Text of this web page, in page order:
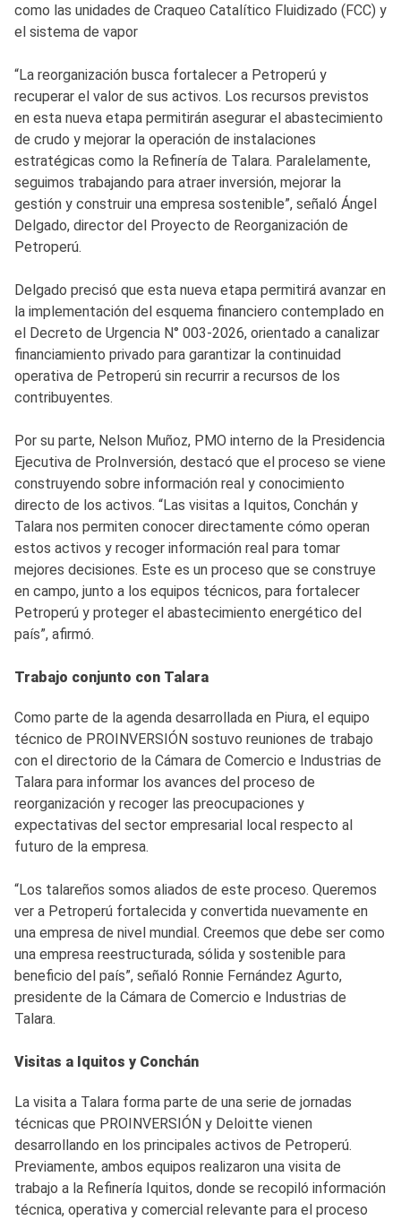
como las unidades de Craqueo Catalítico Fluidizado (FCC) y
el sistema de vapor
“La reorganización busca fortalecer a Petroperú y
recuperar el valor de sus activos. Los recursos previstos
en esta nueva etapa permitirán asegurar el abastecimiento
de crudo y mejorar la operación de instalaciones
estratégicas como la Refinería de Talara. Paralelamente,
seguimos trabajando para atraer inversión, mejorar la
gestión y construir una empresa sostenible”, señaló Ángel
Delgado, director del Proyecto de Reorganización de
Petroperú.
Delgado precisó que esta nueva etapa permitirá avanzar en
la implementación del esquema financiero contemplado en
el Decreto de Urgencia N° 003-2026, orientado a canalizar
financiamiento privado para garantizar la continuidad
operativa de Petroperú sin recurrir a recursos de los
contribuyentes.
Por su parte, Nelson Muñoz, PMO interno de la Presidencia
Ejecutiva de ProInversión, destacó que el proceso se viene
construyendo sobre información real y conocimiento
directo de los activos. “Las visitas a Iquitos, Conchán y
Talara nos permiten conocer directamente cómo operan
estos activos y recoger información real para tomar
mejores decisiones. Este es un proceso que se construye
en campo, junto a los equipos técnicos, para fortalecer
Petroperú y proteger el abastecimiento energético del
país”, afirmó.
Trabajo conjunto con Talara
Como parte de la agenda desarrollada en Piura, el equipo
técnico de PROINVERSIÓN sostuvo reuniones de trabajo
con el directorio de la Cámara de Comercio e Industrias de
Talara para informar los avances del proceso de
reorganización y recoger las preocupaciones y
expectativas del sector empresarial local respecto al
futuro de la empresa.
“Los talareños somos aliados de este proceso. Queremos
ver a Petroperú fortalecida y convertida nuevamente en
una empresa de nivel mundial. Creemos que debe ser como
una empresa reestructurada, sólida y sostenible para
beneficio del país”, señaló Ronnie Fernández Agurto,
presidente de la Cámara de Comercio e Industrias de
Talara.
Visitas a Iquitos y Conchán
La visita a Talara forma parte de una serie de jornadas
técnicas que PROINVERSIÓN y Deloitte vienen
desarrollando en los principales activos de Petroperú.
Previamente, ambos equipos realizaron una visita de
trabajo a la Refinería Iquitos, donde se recopiló información
técnica, operativa y comercial relevante para el proceso